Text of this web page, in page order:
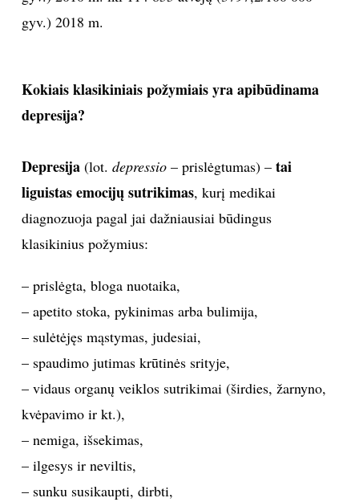
KONTAKTAI
PRENUMERUOK
Jūs sutinkate su
taisyklėmis
gyv.) 2018 m.
Kokiais klasikiniais požymiais yra apibūdinama
depresija?
Depresija(lot. depressio– prislėgtumas) – tai
liguistas emocijų sutrikimas, kurį medikai
diagnozuoja pagal jai dažniausiai būdingus
klasikinius požymius:
– prislėgta, bloga nuotaika,
– apetito stoka, pykinimas arba bulimija,
– sulėtėjęs mąstymas, judesiai,
– spaudimo jutimas krūtinės srityje,
– vidaus organų veiklos sutrikimai (širdies, žarnyno,
kvėpavimo ir kt.),
– nemiga, išsekimas,
– ilgesys ir neviltis,
– sunku susikaupti, dirbti,